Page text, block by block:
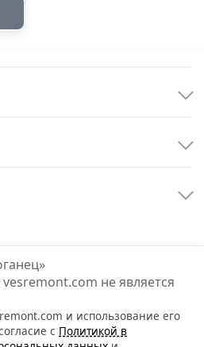
не является
и использование его
с Политикой в